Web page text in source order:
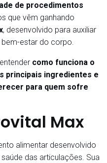
de procedimentos
que vêm ganhando
, desenvolvido para auxiliar
estar do corpo.
como funciona o
principais ingredientes e
para quem sofre
Max
alimentar desenvolvido
das articulações. Sua